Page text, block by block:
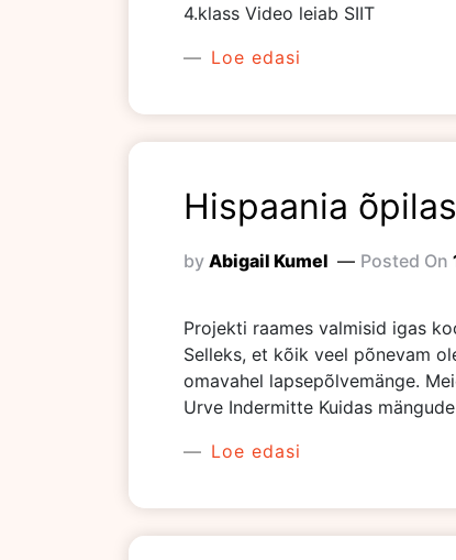
4.klass Video leiab SIIT
Loe edasi
Hispaania
by Abigail Kumel Posted On
Projekti raames valmisid igas
Selleks, et kõik veel põnevam
omavahel lapsepõlvemänge.
Urve Indermitte Kuidas
Loe edasi